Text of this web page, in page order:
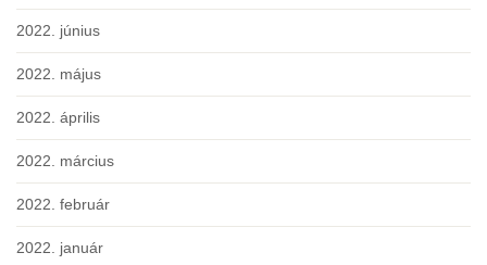
2022. június
2022. május
2022. április
2022. március
2022. február
2022. január